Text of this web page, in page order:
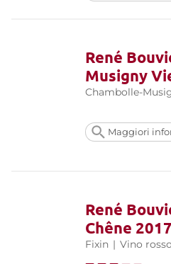
René
Musigny
Chambolle-
Maggiori
René
Chêne 2017
Fixin | Vino rosso